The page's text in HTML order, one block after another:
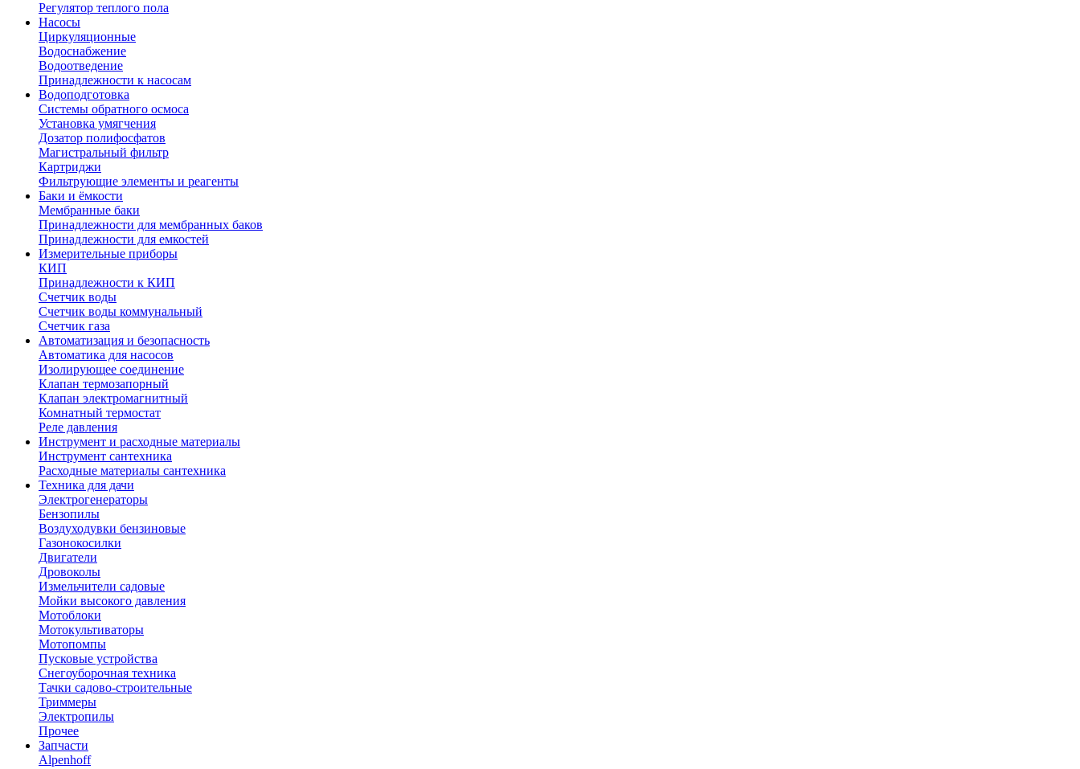
Регулятор теплого пола
Насосы
Циркуляционные
Водоснабжение
Водоотведение
Принадлежности к насосам
Водоподготовка
Системы обратного осмоса
Установка умягчения
Дозатор полифосфатов
Магистральный фильтр
Картриджи
Фильтрующие элементы и реагенты
Баки и ёмкости
Мембранные баки
Принадлежности для мембранных баков
Принадлежности для емкостей
Измерительные приборы
КИП
Принадлежности к КИП
Счетчик воды
Счетчик воды коммунальный
Счетчик газа
Автоматизация и безопасность
Автоматика для насосов
Изолирующее соединение
Клапан термозапорный
Клапан электромагнитный
Комнатный термостат
Реле давления
Инструмент и расходные материалы
Инструмент сантехника
Расходные материалы сантехника
Техника для дачи
Электрогенераторы
Бензопилы
Воздуходувки бензиновые
Газонокосилки
Двигатели
Дровоколы
Измельчители садовые
Мойки высокого давления
Мотоблоки
Мотокультиваторы
Мотопомпы
Пусковые устройства
Снегоуборочная техника
Тачки садово-строительные
Триммеры
Электропилы
Прочее
Запчасти
Alpenhoff